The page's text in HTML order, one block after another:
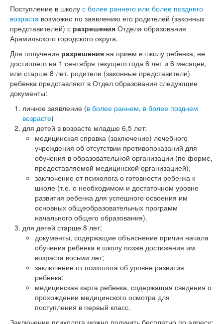
Поступление в школу с более раннего или более позднего
возраста возможно по заявлению его родителей (законных
представителей) с разрешения Отдела образования
Арамильского городского округа.
Для получения разрешения на прием в школу ребенка, не
достигшего на 1 сентября текущего года 6 лет и 6 месяцев,
или старше 8 лет, родители (законные представители)
ребенка представляют в Отдел образования следующие
документы:
личное заявление (в более раннем, в более позднем
возрасте)
для детей в возрасте младше 6,5 лет:
медицинская справка (заключение) лечебного
учреждения об отсутствии противопоказаний для
обучения в образовательной организации (по форме,
предоставляемой медицинской организацией);
заключение от психолога о готовности ребенка к
школе (т.е. о необходимом и достаточном уровне
развития ребенка для успешного освоения им
основных общеобразовательных программ
начального общего образования).
для детей старше 8 лет:
документы, содержащие объяснение причин начала
обучения ребенка в школу позже достижения им
возраста восьми лет;
заключение от психолога об уровне развития
ребенка;
медицинская карта ребенка, содержащая сведения о
прохождении медицинского осмотра для
поступления в первый класс.
Заключение психолога можно получить бесплатно по адресу: